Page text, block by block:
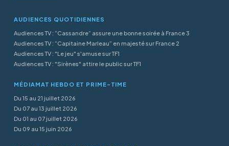
AUDIENCES QUOTIDIENNES
Audiences TV : “Cassandre” assure une bonne soirée à France 3
Audiences TV : “Capitaine Marleau” en majesté sur France 2
Audiences TV : "Le jeu" s'amuse sur TF1
Audiences TV : "Sirènes" attire le public sur TF1
MÉDIAMAT HEBDO ET PRIME-TIME
Du 15 au 21 juillet 2026
Du 07 au 13 juillet 2026
Du 01 au 07 juillet 2026
Du 09 au 15 juin 2026